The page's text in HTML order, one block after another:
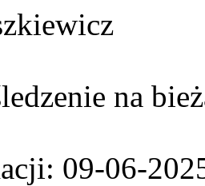
na
09-06-